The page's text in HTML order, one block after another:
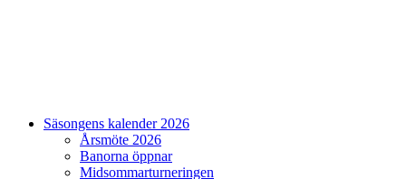
Säsongens kalender 2026
Årsmöte 2026
Banorna öppnar
Midsommarturneringen